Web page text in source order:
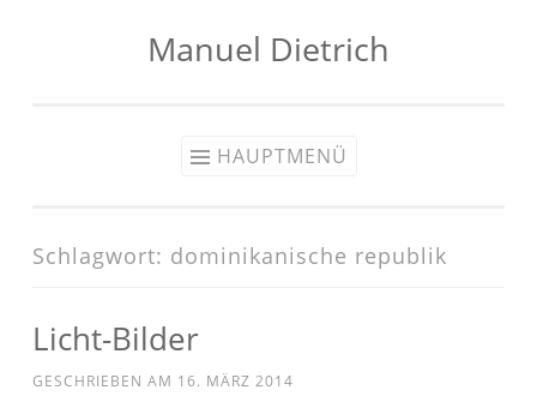
Manuel Dietrich
HAUPTMENÜ
Schlagwort: dominikanische republik
Licht-Bilder
GESCHRIEBEN AM 16. MÄRZ 2014